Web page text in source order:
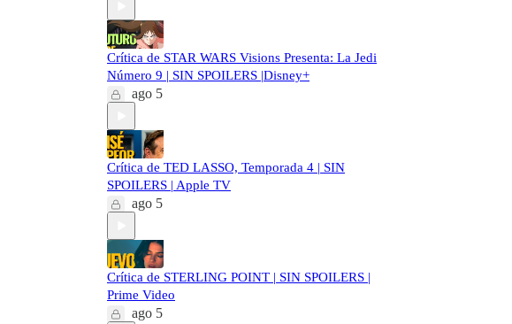
Crítica de STAR WARS Visions Presenta: La Jedi
Número 9 | SIN SPOILERS |Disney+
ago 5
Crítica de TED LASSO, Temporada 4 | SIN
SPOILERS | Apple TV
ago 5
Crítica de STERLING POINT | SIN SPOILERS |
Prime Video
ago 5